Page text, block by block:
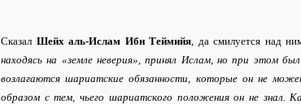
Сказал Шейх аль-Ислам Ибн Теймийя , да смилуется над
находясь на «земле неверия», принял Ислам, но при этом
возлагаются шариатские обязанности, которые он не
образом с тем, чьего шариатского положения он не знал.